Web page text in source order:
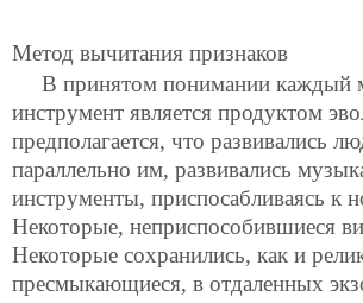
Метод вычитания признаков
В принятом понимании каждый
инструмент является продуктом
предполагается, что развивались
параллельно им, развивались
инструменты, приспосабливаясь к
Hекоторые, неприспособившиеся
Hекоторые сохранились, как и
пресмыкающиеся, в отдаленных